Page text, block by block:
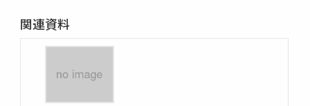
関連資料